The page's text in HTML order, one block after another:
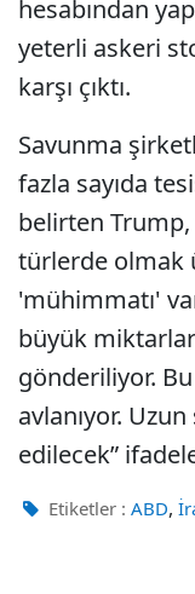
hesabından
yeterli askeri
karşı çıktı.
Savunma
fazla sayıda
belirten
türlerde olmak
'mühimmatı'
büyük
gönderiliyor. Bu
avlanıyor.
edilecek”
Etiketler : ABD,